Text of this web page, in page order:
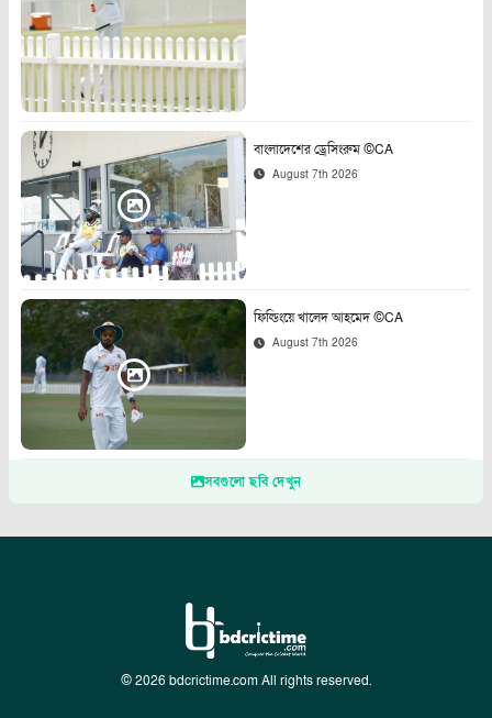
বাংলাদেশের ড্রেসিংরুম ©CA
August 7th 2026
ফিল্ডিংয়ে খালেদ আহমেদ ©CA
August 7th 2026
সবগুলো ছবি দেখুন
© 2026 bdcrictime.com All rights reserved.